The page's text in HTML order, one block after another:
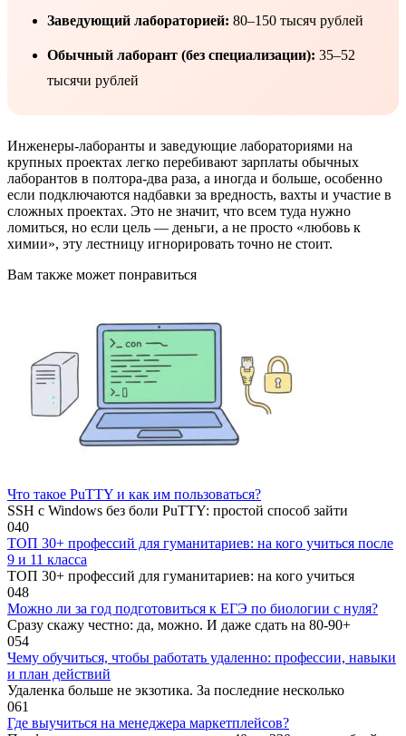
Заведующий лабораторией: 80–150 тысяч рублей
Обычный лаборант (без специализации): 35–52
тысячи рублей
Инженеры-лаборанты и заведующие лабораториями на
крупных проектах легко перебивают зарплаты обычных
лаборантов в полтора-два раза, а иногда и больше, особенно
если подключаются надбавки за вредность, вахты и участие в
сложных проектах. Это не значит, что всем туда нужно
ломиться, но если цель — деньги, а не просто «любовь к
химии», эту лестницу игнорировать точно не стоит.
Вам также может понравиться
Что такое PuTTY и как им пользоваться?
SSH с Windows без боли PuTTY: простой способ зайти
040
ТОП 30+ профессий для гуманитариев: на кого учиться после
9 и 11 класса
ТОП 30+ профессий для гуманитариев: на кого учиться
048
Можно ли за год подготовиться к ЕГЭ по биологии с нуля?
Сразу скажу честно: да, можно. И даже сдать на 80-90+
054
Чему обучиться, чтобы работать удаленно: профессии, навыки
и план действий
Удаленка больше не экзотика. За последние несколько
061
Где выучиться на менеджера маркетплейсов?